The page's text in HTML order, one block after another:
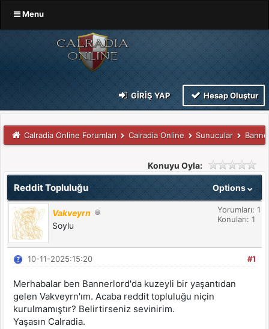
Menu
GIRIŞ YAP Hesap Oluştur
Calradia Online Forumları Calradia Online Sunucular
Konuyu Oyla:
Options
Reddit Topluluğu
Vakveyrn
Soylu
Yorumları: 1
Konuları: 1
#1
10-11-2025:15:20
Merhabalar ben Bannerlord'da kuzeyli bir yaşantıdan
gelen Vakveyrn'ım. Acaba reddit topluluğu niçin
kurulmamıştır? Belirtirseniz sevinirim.
Yaşasın Calradia.